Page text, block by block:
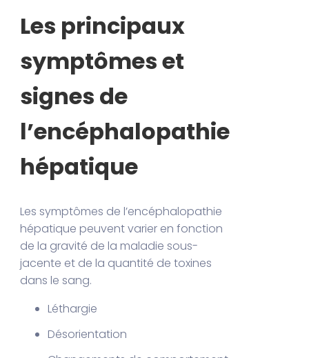
Les principaux
symptômes et
signes de
l’encéphalopathie
hépatique
Les symptômes de l’encéphalopathie
hépatique peuvent varier en fonction
de la gravité de la maladie sous-
jacente et de la quantité de toxines
dans le sang.
Léthargie
Désorientation